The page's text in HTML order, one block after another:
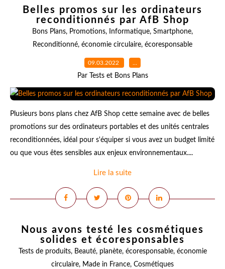
Belles promos sur les ordinateurs
reconditionnés par AfB Shop
Bons Plans, Promotions, Informatique, Smartphone,
Reconditionné, économie circulaire, écoresponsable
09.03.2022 …
Par Tests et Bons Plans
Plusieurs bons plans chez AfB Shop cette semaine avec de belles
promotions sur des ordinateurs portables et des unités centrales
reconditionnées, idéal pour s'équiper si vous avez un budget limité
ou que vous êtes sensibles aux enjeux environnementaux....
Lire la suite
Nous avons testé les cosmétiques
solides et écoresponsables
Tests de produits, Beauté, planète, écoresponsable, économie
circulaire, Made in France, Cosmétiques